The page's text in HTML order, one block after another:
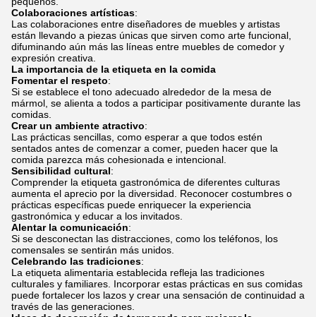
Colaboraciones artísticas:
Las colaboraciones entre diseñadores de muebles y artistas
están llevando a piezas únicas que sirven como arte funcional,
difuminando aún más las líneas entre muebles de comedor y
expresión creativa.
La importancia de la etiqueta en la comida
Fomentar el respeto:
Si se establece el tono adecuado alrededor de la mesa de
mármol, se alienta a todos a participar positivamente durante las
comidas.
Crear un ambiente atractivo:
Las prácticas sencillas, como esperar a que todos estén
sentados antes de comenzar a comer, pueden hacer que la
comida parezca más cohesionada e intencional.
Sensibilidad cultural:
Comprender la etiqueta gastronómica de diferentes culturas
aumenta el aprecio por la diversidad. Reconocer costumbres o
prácticas específicas puede enriquecer la experiencia
gastronómica y educar a los invitados.
Alentar la comunicación:
Si se desconectan las distracciones, como los teléfonos, los
comensales se sentirán más unidos.
Celebrando las tradiciones:
La etiqueta alimentaria establecida refleja las tradiciones
culturales y familiares. Incorporar estas prácticas en sus comidas
puede fortalecer los lazos y crear una sensación de continuidad a
través de las generaciones.